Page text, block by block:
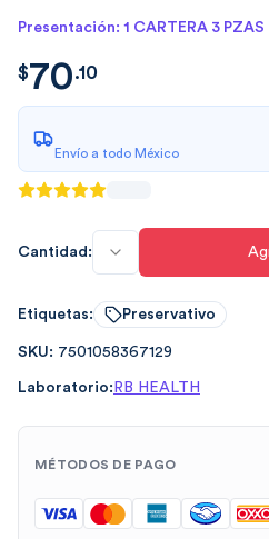
Presentación: 1 CARTERA 3 PZAS
$70.101120
$70.10
Envío a todo México
Cantidad:
Etiquetas: Preservativo
SKU: 7501058367129
Laboratorio: RB HEALTH
MÉTODOS DE PAGO